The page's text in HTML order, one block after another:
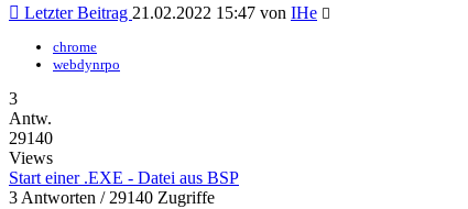
Letzter Beitrag 21.02.2022 15:47 von IHe
chrome
webdynrpo
3
Antw.
29140
Views
Start einer .EXE - Datei aus BSP
3 Antworten / 29140 Zugriffe